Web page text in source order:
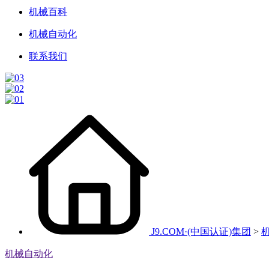
机械百科
机械自动化
联系我们
J9.COM·(中国认证)集团 >
机械自动化